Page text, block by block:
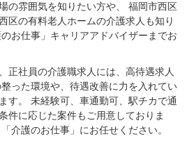
の雰囲気を知りたい方や、 福岡市西区
区の有料老人ホームの介護求人も知り
お仕事」キャリアアドバイザーまでお
正社員の介護職求人には、高待遇求人
った環境や、待遇改善に力を入れてい
す。 未経験可、車通勤可、駅チカで通
件に応じた案件もご用意しておりま
介護のお仕事」にお任せください。